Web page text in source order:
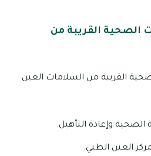
الصحية القريبة من
القريبة من السلامات العين
وإعادة التأهيل.
العين الطبي.